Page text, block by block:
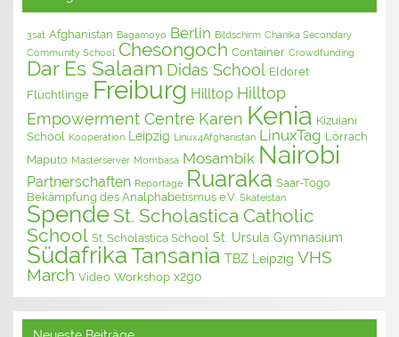
3sat Afghanistan Bagamoyo Berlin Bildschirm Chanika Secondary
Community School Chesongoch Container Crowdfunding
Dar Es Salaam Didas School Eldoret
Flüchtlinge Freiburg Hilltop Hilltop
Empowerment Centre Karen Kenia Kizuiani
School Kooperation Leipzig Linux4Afghanistan LinuxTag Lörrach
Maputo Masterserver Mombasa Mosambik Nairobi
Partnerschaften Reportage Ruaraka Saar-Togo
Bekämpfung des Analphabetismus e.V. Skateistan
Spende St. Scholastica Catholic
School St. Scholastica School St. Ursula Gymnasium
SüdafrikaTansania TBZ Leipzig VHS
March Video Workshop x2go